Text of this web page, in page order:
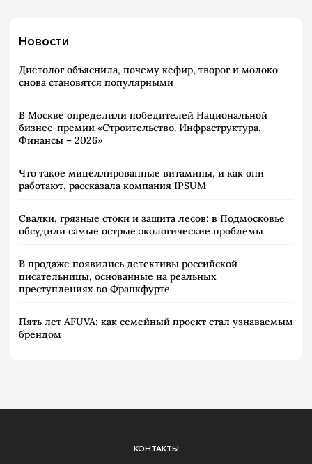
Новости
Диетолог объяснила, почему кефир, творог и молоко
снова становятся популярными
В Москве определили победителей Национальной
бизнес-премии «Строительство. Инфраструктура.
Финансы – 2026»
Что такое мицеллированные витамины, и как они
работают, рассказала компания IPSUM
Свалки, грязные стоки и защита лесов: в Подмосковье
обсудили самые острые экологические проблемы
В продаже появились детективы российской
писательницы, основанные на реальных
преступлениях во Франкфурте
Пять лет AFUVA: как семейный проект стал узнаваемым
брендом
КОНТАКТЫ